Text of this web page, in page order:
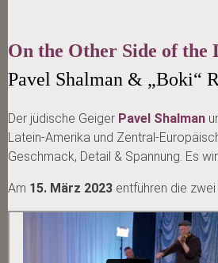
On the Other Side of the
Pavel Shalman & „Boki“
Der jüdische Geiger Pavel Shalman
Latein-Amerika und Zentral-
Geschmack, Detail & Spannung. Es
Am 15. März 2023 entführen die